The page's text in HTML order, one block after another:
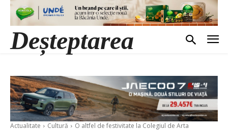
Deșteptarea
Actualitate Cultură O altfel de festivitate la Colegiul de Arta